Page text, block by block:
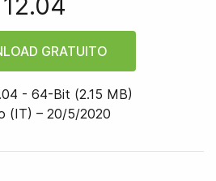
GRATUITO
- 64-bit (2.15 MB)
(IT) – 20/5/2020